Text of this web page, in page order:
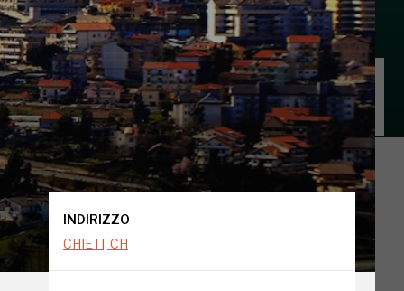
INDIRIZZO
CHIETI, CH
INDIRIZZO
CHIETI, CH